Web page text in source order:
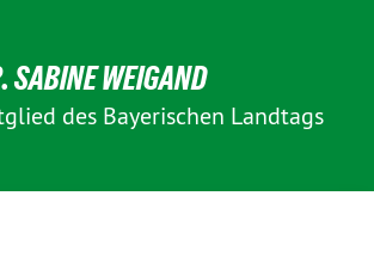
SABINE WEIGAND
des Bayerischen Landtags